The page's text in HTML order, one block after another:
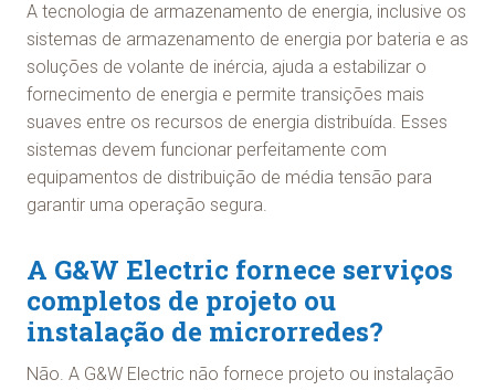
A tecnologia de armazenamento de energia, inclusive os
sistemas de armazenamento de energia por bateria e as
soluções de volante de inércia, ajuda a estabilizar o
fornecimento de energia e permite transições mais
suaves entre os recursos de energia distribuída. Esses
sistemas devem funcionar perfeitamente com
equipamentos de distribuição de média tensão para
garantir uma operação segura.
A G&W Electric fornece serviços
completos de projeto ou
instalação de microrredes?
Não. A G&W Electric não fornece projeto ou instalação